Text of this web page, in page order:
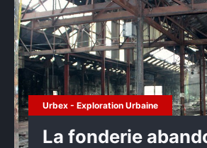
Urbex - Exploration Urbaine
La fonderie